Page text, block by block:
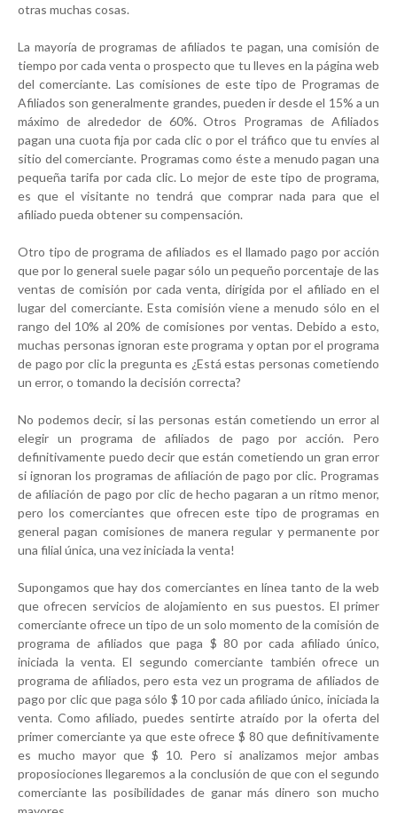
otras muchas cosas.
La mayoría de programas de afiliados te pagan, una comisión de
tiempo por cada venta o prospecto que tu lleves en la página web
del comerciante. Las comisiones de este tipo de Programas de
Afiliados son generalmente grandes, pueden ir desde el 15% a un
máximo de alrededor de 60%. Otros Programas de Afiliados
pagan una cuota fija por cada clic o por el tráfico que tu envíes al
sitio del comerciante. Programas como éste a menudo pagan una
pequeña tarifa por cada clic. Lo mejor de este tipo de programa,
es que el visitante no tendrá que comprar nada para que el
afiliado pueda obtener su compensación.
Otro tipo de programa de afiliados es el llamado pago por acción
que por lo general suele pagar sólo un pequeño porcentaje de las
ventas de comisión por cada venta, dirigida por el afiliado en el
lugar del comerciante. Esta comisión viene a menudo sólo en el
rango del 10% al 20% de comisiones por ventas. Debido a esto,
muchas personas ignoran este programa y optan por el programa
de pago por clic la pregunta es ¿Está estas personas cometiendo
un error, o tomando la decisión correcta?
No podemos decir, si las personas están cometiendo un error al
elegir un programa de afiliados de pago por acción. Pero
definitivamente puedo decir que están cometiendo un gran error
si ignoran los programas de afiliación de pago por clic. Programas
de afiliación de pago por clic de hecho pagaran a un ritmo menor,
pero los comerciantes que ofrecen este tipo de programas en
general pagan comisiones de manera regular y permanente por
una filial única, una vez iniciada la venta!
Supongamos que hay dos comerciantes en línea tanto de la web
que ofrecen servicios de alojamiento en sus puestos. El primer
comerciante ofrece un tipo de un solo momento de la comisión de
programa de afiliados que paga $ 80 por cada afiliado único,
iniciada la venta. El segundo comerciante también ofrece un
programa de afiliados, pero esta vez un programa de afiliados de
pago por clic que paga sólo $ 10 por cada afiliado único, iniciada la
venta. Como afiliado, puedes sentirte atraído por la oferta del
primer comerciante ya que este ofrece $ 80 que definitivamente
es mucho mayor que $ 10. Pero si analizamos mejor ambas
proposiociones llegaremos a la conclusión de que con el segundo
comerciante las posibilidades de ganar más dinero son mucho